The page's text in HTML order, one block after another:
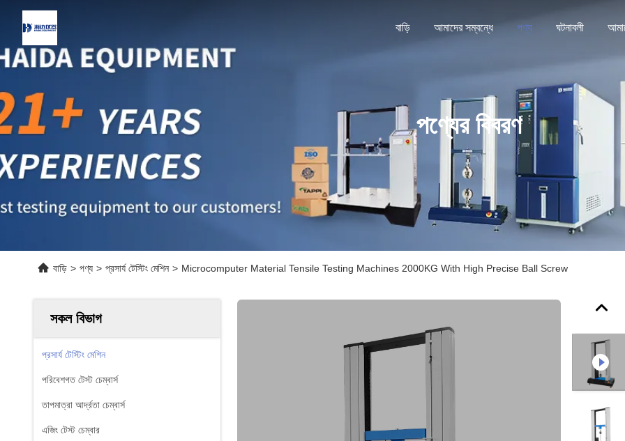
বাড়ি আমাদের সম্বন্ধে পণ্য ঘটনাবলী
পণ্যের বিবরণ
বাড়ি > পণ্য > প্রসার্য টেস্টিং মেশিন > Microcomputer Material Tensile Testing Machines 2000KG With High Precise Ball Screw
সকল বিভাগ
প্রসার্য টেস্টিং মেশিন
পরিবেশগত টেস্ট চেম্বার্স
তাপমাত্রা আর্দ্রতা চেম্বার্স
এজিং টেস্ট চেম্বার